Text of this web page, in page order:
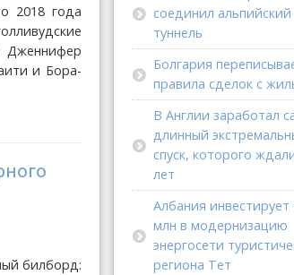
2018 года
и Бора-
билборд:
соединил альпийский
туннель
Болгария
правила сделок с
В Англии заработал
длинный
спуск, которого
лет
Албания инвестирует
млн в модернизацию
энергосети
региона Тет